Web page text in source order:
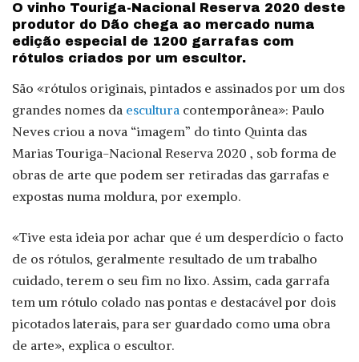
O vinho Touriga-Nacional Reserva 2020 deste
produtor do Dão chega ao mercado numa
edição especial de 1200 garrafas com
rótulos criados por um escultor.
São «rótulos originais, pintados e assinados por um dos
grandes nomes da escultura contemporânea»: Paulo
Neves criou a nova “imagem” do tinto Quinta das
Marias Touriga-Nacional Reserva 2020 , sob forma de
obras de arte que podem ser retiradas das garrafas e
expostas numa moldura, por exemplo.
«Tive esta ideia por achar que é um desperdício o facto
de os rótulos, geralmente resultado de um trabalho
cuidado, terem o seu fim no lixo. Assim, cada garrafa
tem um rótulo colado nas pontas e destacável por dois
picotados laterais, para ser guardado como uma obra
de arte», explica o escultor.